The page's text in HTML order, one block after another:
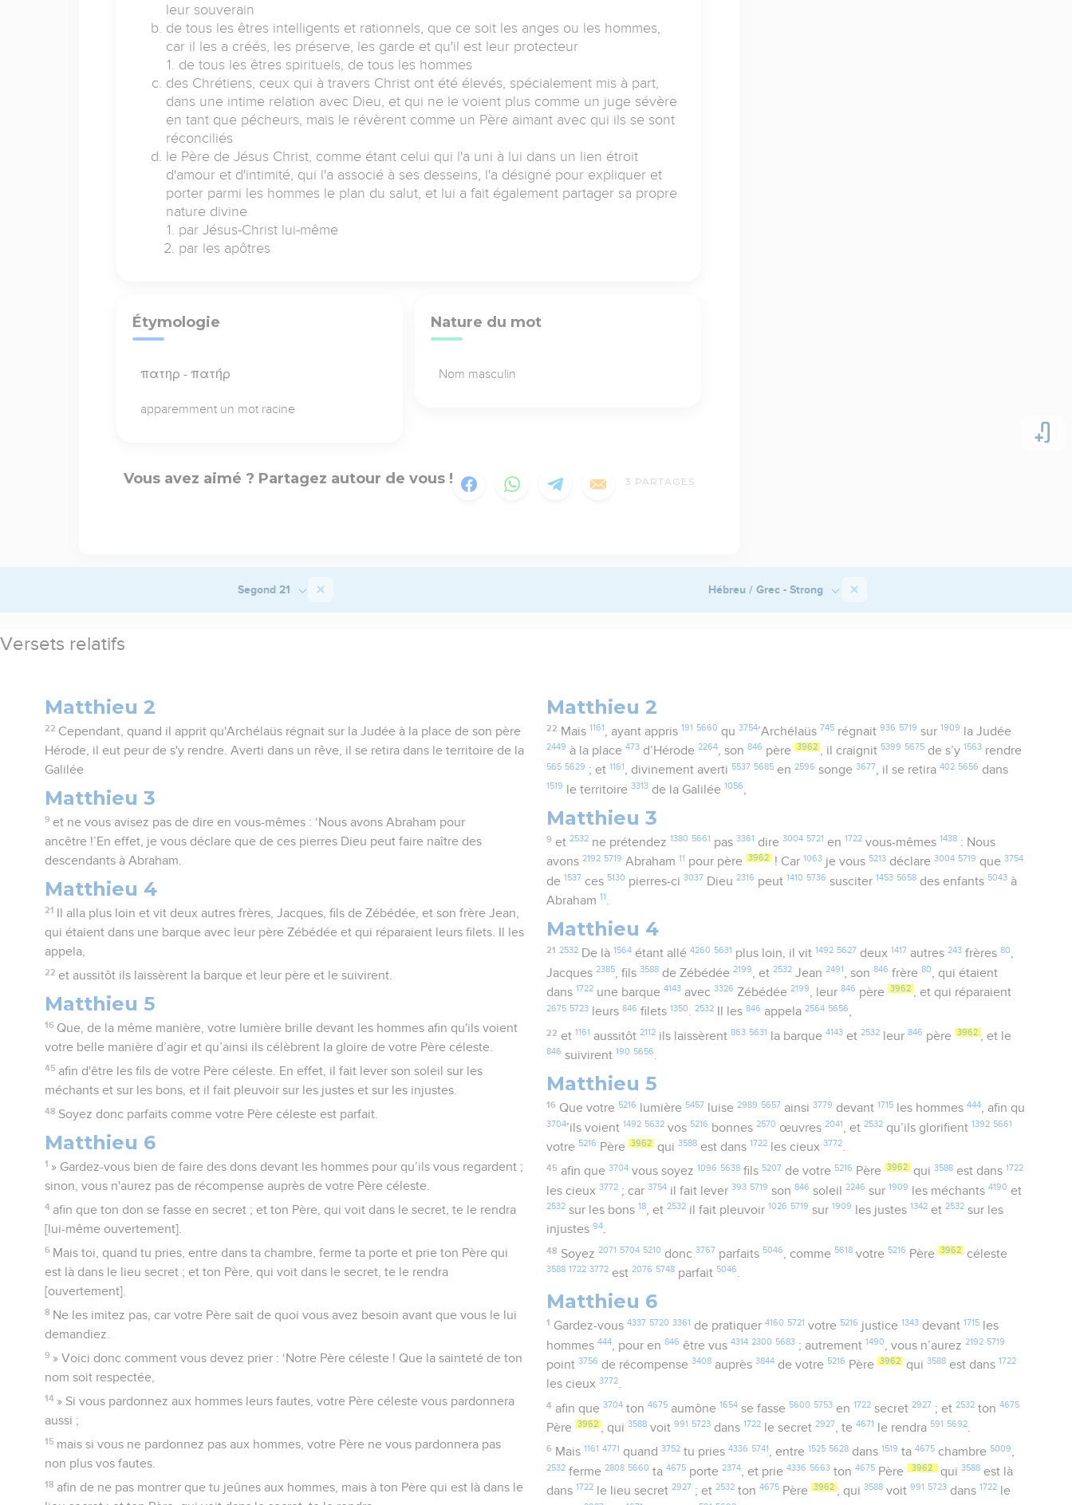
leur souverain
de tous les êtres intelligents et rationnels, que ce soit les anges ou les hommes,
car il les a créés, les préserve, les garde et qu'il est leur protecteur
de tous les êtres spirituels, de tous les hommes
des Chrétiens, ceux qui à travers Christ ont été élevés, spécialement mis à part,
dans une intime relation avec Dieu, et qui ne le voient plus comme un juge sévère
en tant que pécheurs, mais le révèrent comme un Père aimant avec qui ils se sont
réconciliés
le Père de Jésus Christ, comme étant celui qui l'a uni à lui dans un lien étroit
d'amour et d'intimité, qui l'a associé à ses desseins, l'a désigné pour expliquer et
porter parmi les hommes le plan du salut, et lui a fait également partager sa propre
nature divine
par Jésus-Christ lui-même
par les apôtres
Étymologie
πατηρ - πατήρ
apparemment un mot racine
Nature du mot
Nom masculin
Vous avez aimé ? Partagez autour de vous ! 3 PARTAGES
Segond 21 Hébreu / Grec - Strong
Versets relatifs
Matthieu 2
22 Cependant, quand il apprit qu'Archélaüs régnait sur la Judée à la place de son père
Hérode, il eut peur de s'y rendre. Averti dans un rêve, il se retira dans le territoire de la
Galilée
Matthieu 3
9 et ne vous avisez pas de dire en vous-mêmes : ‘Nous avons Abraham pour
ancêtre !’En effet, je vous déclare que de ces pierres Dieu peut faire naître des
descendants à Abraham.
Matthieu 4
21
Il alla plus loin et vit deux autres frères, Jacques, fils de Zébédée, et son frère Jean,
qui étaient dans une barque avec leur père Zébédée et qui réparaient leurs filets. Il les
appela,
22 et aussitôt ils laissèrent la barque et leur père et le suivirent.
Matthieu 5
16 Que, de la même manière, votre lumière brille devant les hommes afin qu'ils voient
votre belle manière d’agir et qu’ainsi ils célèbrent la gloire de votre Père céleste.
45 afin d'être les fils de votre Père céleste. En effet, il fait lever son soleil sur les
méchants et sur les bons, et il fait pleuvoir sur les justes et sur les injustes.
48 Soyez donc parfaits comme votre Père céleste est parfait.
Matthieu 6
1 » Gardez-vous bien de faire des dons devant les hommes pour qu’ils vous regardent ;
sinon, vous n'aurez pas de récompense auprès de votre Père céleste.
4 afin que ton don se fasse en secret ; et ton Père, qui voit dans le secret, te le rendra
[lui-même ouvertement].
6 Mais toi, quand tu pries, entre dans ta chambre, ferme ta porte et prie ton Père qui
est là dans le lieu secret ; et ton Père, qui voit dans le secret, te le rendra
[ouvertement].
8 Ne les imitez pas, car votre Père sait de quoi vous avez besoin avant que vous le lui
demandiez.
9 » Voici donc comment vous devez prier : ‘Notre Père céleste ! Que la sainteté de ton
nom soit respectée,
14 » Si vous pardonnez aux hommes leurs fautes, votre Père céleste vous pardonnera
aussi ;
15 mais si vous ne pardonnez pas aux hommes, votre Père ne vous pardonnera pas
non plus vos fautes.
18 afin de ne pas montrer que tu jeûnes aux hommes, mais à ton Père qui est là dans le
Matthieu 2
22 Mais 1161 , ayant appris 191 5660 qu 3754’Archélaüs 745régnait 936 5719 sur 1909 la Judée
2449 à la place473 d’Hérode2264, son846 père 3962 , il craignit 5399 5675 de s’y 1563 rendre
565 5629 ; et 1161 , divinement averti 5537 5685 en2596 songe3677, il se retira402 5656 dans
1519 le territoire3313 de la Galilée 1056
Matthieu 3
9 et 2532ne prétendez 1380 5661 pas 3361 dire 3004 5721 en 1722vous-mêmes 1438: Nous
avons2192 5719 Abraham 11 pour père 3962 ! Car 1063 je vous 5213 déclare3004 5719 que3754
de 1537 ces 5130 pierres-ci3037 Dieu2316 peut 1410 5736 susciter 1453 5658 des enfants 5043 à
Abraham 11 .
Matthieu 4
21 2532De là 1564étant allé 4260 5631 plus loin, il vit 1492 5627 deux 1417 autres 243frères 80,
Jacques2385 , fils3588 de Zébédée2199 , et2532 Jean2491 , son846 frère80
, qui étaient
dans 1722 une barque4143 avec3326 Zébédée2199, leur846 père 3962 , et qui réparaient
2675 5723 leurs846 filets 1350.2532 Il les846 appela2564 5656,
22 et 1161 aussitôt 2112ils laissèrent 863 5631 la barque 4143et 2532leur 846 père 3962 , et le
846 suivirent 190 5656.
Matthieu 5
16 Que votre 5216 lumière 5457 luise 2989 5657 ainsi 3779 devant 1715les hommes 444, afin qu
3704’ils voient 1492 5632 vos 5216 bonnes2570 œuvres2041 , et2532 qu’ils glorifient 1392 5661
votre 5216 Père 3962 qui3588 est dans 1722 les cieux3772.
45 afin que 3704vous soyez 1096 5638fils 5207 de votre 5216 Père 3962 qui 3588est dans 1722
les cieux3772 ; car3754 il fait lever393 5719 son846 soleil2246 sur 1909 les méchants4190 et
2532 sur les bons 18, et2532 il fait pleuvoir 1026 5719 sur 1909 les justes 1342 et2532 sur les
injustes94.
48 Soyez 2071 5704 5210 donc 3767 parfaits 5046 , comme 5618votre 5216 Père 3962 céleste
3588 1722 3772 est2076 5748 parfait 5046.
Matthieu 6
1 Gardez-vous 4337 5720 3361 de pratiquer 4160 5721 votre 5216 justice 1343devant 1715les
hommes444 , pour en846 être vus4314 2300 5683 ; autrement 1490 , vous n’aurez2192 5719
point3756 de récompense3408 auprès3844 de votre 5216 Père 3962 qui3588 est dans 1722
les cieux3772.
4 afin que 3704ton 4675aumône 1654se fasse 5600 5753en 1722secret 2927 ; et 2532ton 4675
Père 3962 , qui3588 voit991 5723 dans 1722 le secret2927, te4671 le rendra 591 5692.
6 Mais 1161 4771 quand 3752tu pries 4336 5741, entre 1525 5628dans 1519 ta 4675chambre 5009,
2532 ferme2808 5660 ta4675 porte2374 , et prie4336 5663 ton4675 Père 3962 qui3588 est là
dans 1722 le lieu secret2927 ; et2532 ton4675 Père 3962 , qui3588 voit991 5723 dans 1722
le